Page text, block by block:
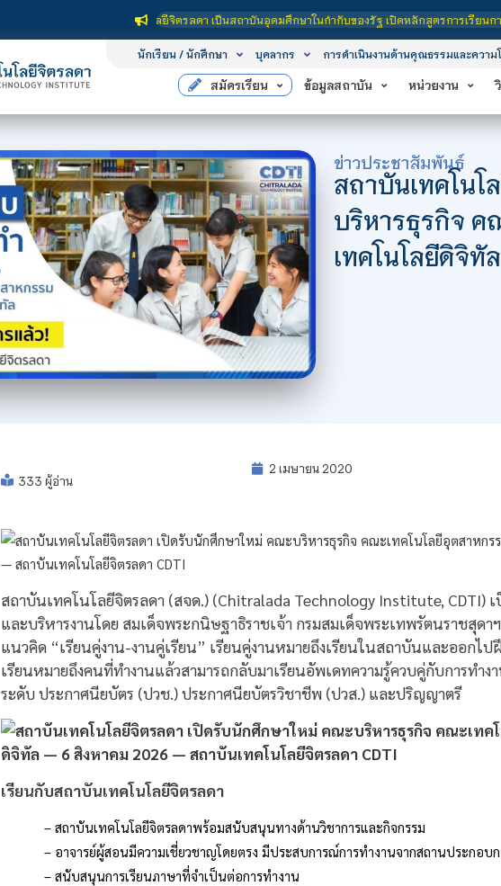
สถาบันเทคโนโลยีจิตรลดา เป็นสถาบันอุดมศึกษาในกำกับของรัฐ เปิดหลักสูตรการเรียนการสอน 3 ระดั
นักเรียน / นักศึกษา บุคลากร การดำเนินงานด้านคุณธรรมและความ
สมัครเรียน ข้อมูลสถาบัน หน่วยงาน
ข่าวประชาสัมพันธ์
สถาบันเทคโน
บริหารธุรกิจ ค
เทคโนโลยีดิจิทัล
333 ผู้อ่าน
2 เมษายน 2020
สถาบันเทคโนโลยีจิตรลดา (สจด.) (Chitralada Technology Institute, CDTI)
และบริหารงานโดย สมเด็จพระกนิษฐาธิราชเจ้า กรมสมเด็จพระเทพรัตนราชสุดา
แนวคิด “เรียนคู่งาน-งานคู่เรียน” เรียนคู่งานหมายถึงเรียนในสถาบันและออกไ
เรียนหมายถึงคนที่ทำงานแล้วสามารถกลับมาเรียนอัพเดทความรู้ควบคู่กับการทำง
ระดับ ประกาศนียบัตร (ปวช.) ประกาศนียบัตรวิชาชีพ (ปวส.) และปริญญาตรี
เรียนกับสถาบันเทคโนโลยีจิตรลดา
– สถาบันเทคโนโลยีจิตรลดาพร้อมสนับสนุนทางด้านวิชาการและกิจกรรม
– อาจารย์ผู้สอนมีความเชี่ยวชาญโดยตรง มีประสบการณ์การทำงานจากสถานประกอบก
– สนับสนุนการเรียนภาษาที่จำเป็นต่อการทำงาน